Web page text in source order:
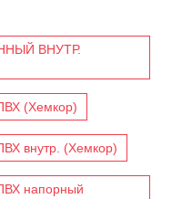
ВНУТР.
(Хемкор)
внутр. (Хемкор)
напорный